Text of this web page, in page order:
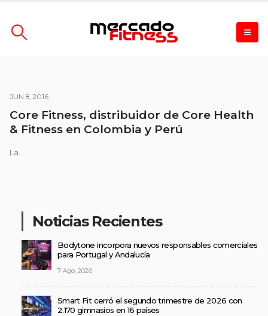
JUN 8, 2016
Core Fitness, distribuidor de Core Health
& Fitness en Colombia y Perú
La...
Noticias Recientes
Bodytone incorpora nuevos responsables comerciales
para Portugal y Andalucía
7 Ago, 2026
Smart Fit cerró el segundo trimestre de 2026 con
2.170 gimnasios en 16 países